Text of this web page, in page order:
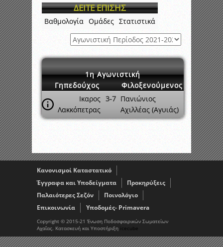
ΔΕΙΤΕ ΕΠΙΣΗΣ
Βαθμολογία Ομάδες Στατιστικά
1η Αγωνιστική
Γηπεδούχος
Φιλοξενούμενος
Ικαρος
Λακκόπετρας
3-7 Πανιώνιος
Αχιλλέας (Αγυιάς)
Κανονισμοί Καταστατικό
Έγγραφα και Υποδείγματα
Προκηρύξεις
Παλαιότερες Σεζόν
Ποινολόγιο
Επικοινωνία
Υποδομές- Primavera
Copyright © 2015-21 Ένωση Ποδοσφαιρικών Σωματείων
Αχαΐας. Κατασκευή και Υποστήριξη icecube